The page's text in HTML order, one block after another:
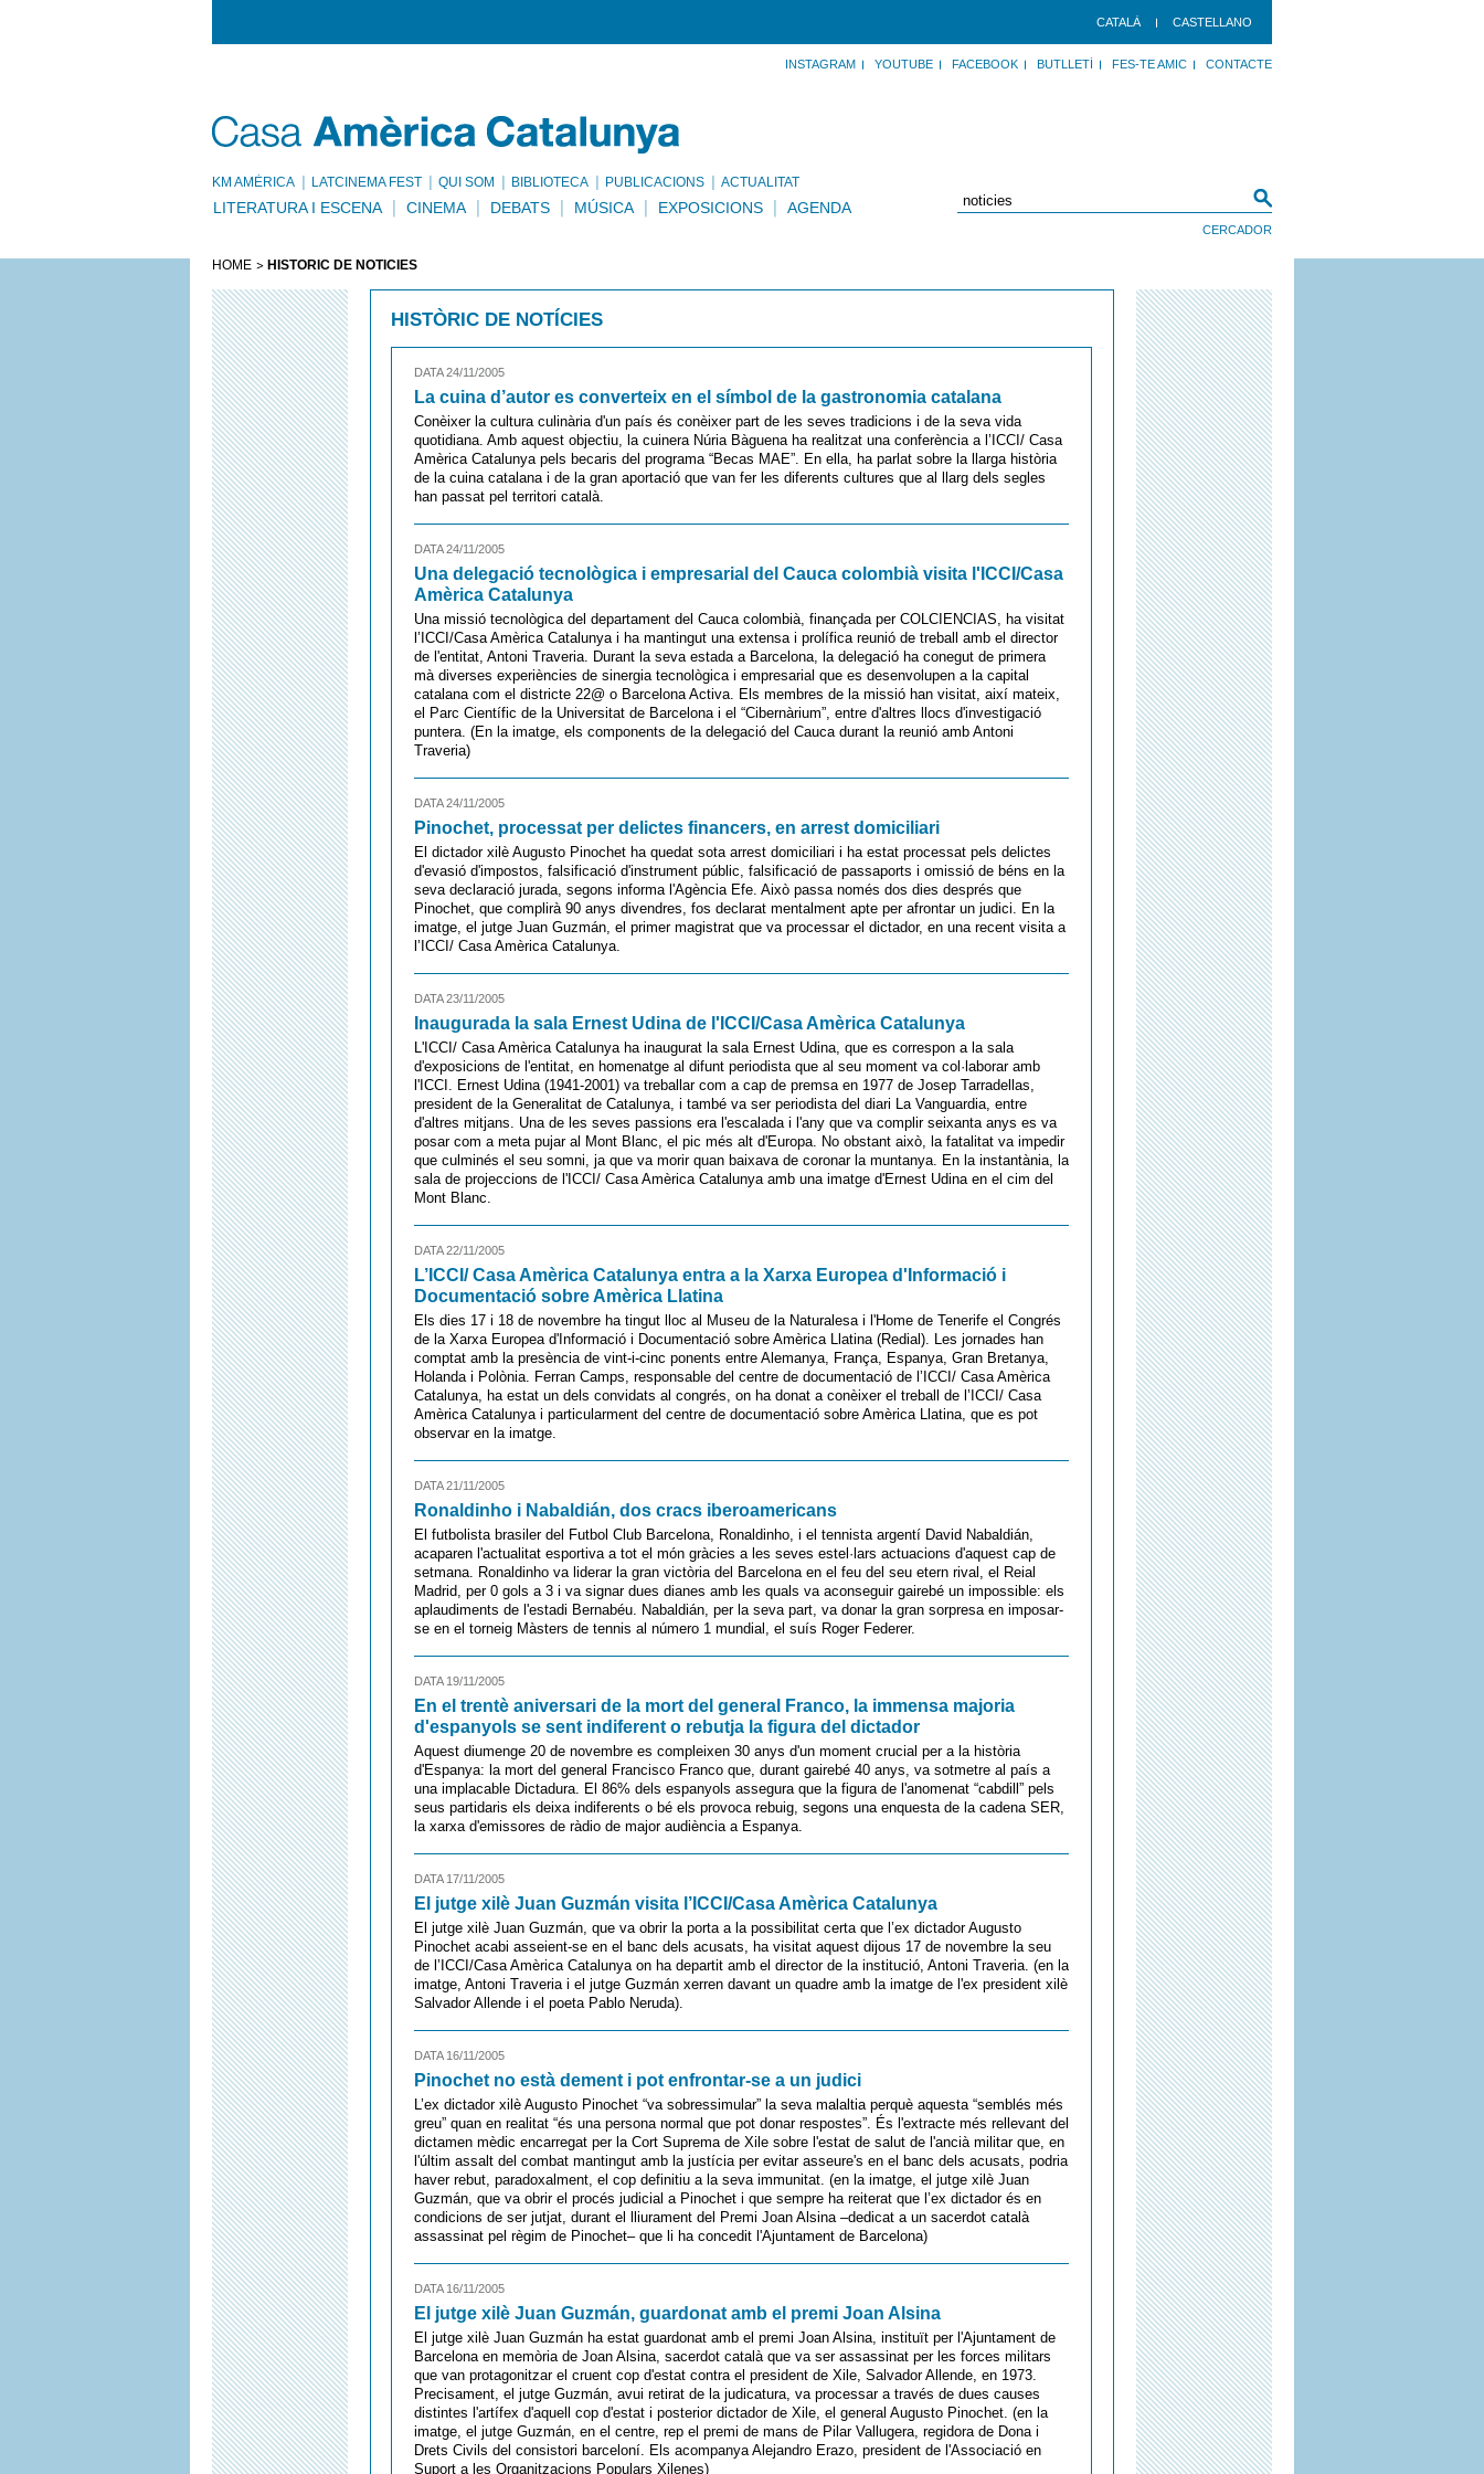
CATALÀ CASTELLANO
INSTAGRAM YOUTUBE FACEBOOK BUTLLETÍ FES-TE AMIC CONTACTE
KM AMÈRICA LATCINEMA FEST QUI SOM BIBLIOTECA PUBLICACIONS ACTUALITAT
LITERATURA I ESCENA CINEMA DEBATS MÚSICA EXPOSICIONS AGENDA
HOME HISTÒRIC DE NOTÍCIES
HISTÒRIC DE NOTÍCIES
DATA 24/11/2005
La cuina d’autor es converteix en el símbol de la gastronomia catalana
Conèixer la cultura culinària d'un país és conèixer part de les seves tradicions i de la seva vida
quotidiana. Amb aquest objectiu, la cuinera Núria Bàguena ha realitzat una conferència a l’ICCI/ Casa
Amèrica Catalunya pels becaris del programa “Becas MAE”. En ella, ha parlat sobre la llarga història
de la cuina catalana i de la gran aportació que van fer les diferents cultures que al llarg dels segles
han passat pel territori català.
DATA 24/11/2005
Una delegació tecnològica i empresarial del Cauca colombià visita l'ICCI/Casa
Amèrica Catalunya
Una missió tecnològica del departament del Cauca colombià, finançada per COLCIENCIAS, ha visitat
l’ICCI/Casa Amèrica Catalunya i ha mantingut una extensa i prolífica reunió de treball amb el director
de l'entitat, Antoni Traveria. Durant la seva estada a Barcelona, la delegació ha conegut de primera
mà diverses experiències de sinergia tecnològica i empresarial que es desenvolupen a la capital
catalana com el districte 22@ o Barcelona Activa. Els membres de la missió han visitat, així mateix,
el Parc Científic de la Universitat de Barcelona i el “Cibernàrium”, entre d'altres llocs d'investigació
puntera. (En la imatge, els components de la delegació del Cauca durant la reunió amb Antoni
Traveria)
DATA 24/11/2005
Pinochet, processat per delictes financers, en arrest domiciliari
El dictador xilè Augusto Pinochet ha quedat sota arrest domiciliari i ha estat processat pels delictes
d'evasió d'impostos, falsificació d'instrument públic, falsificació de passaports i omissió de béns en la
seva declaració jurada, segons informa l'Agència Efe. Això passa només dos dies després que
Pinochet, que complirà 90 anys divendres, fos declarat mentalment apte per afrontar un judici. En la
imatge, el jutge Juan Guzmán, el primer magistrat que va processar el dictador, en una recent visita a
l’ICCI/ Casa Amèrica Catalunya.
DATA 23/11/2005
Inaugurada la sala Ernest Udina de l'ICCI/Casa Amèrica Catalunya
L'ICCI/ Casa Amèrica Catalunya ha inaugurat la sala Ernest Udina, que es correspon a la sala
d'exposicions de l'entitat, en homenatge al difunt periodista que al seu moment va col·laborar amb
l'ICCI. Ernest Udina (1941-2001) va treballar com a cap de premsa en 1977 de Josep Tarradellas,
president de la Generalitat de Catalunya, i també va ser periodista del diari La Vanguardia, entre
d'altres mitjans. Una de les seves passions era l'escalada i l'any que va complir seixanta anys es va
posar com a meta pujar al Mont Blanc, el pic més alt d'Europa. No obstant això, la fatalitat va impedir
que culminés el seu somni, ja que va morir quan baixava de coronar la muntanya. En la instantània, la
sala de projeccions de l'ICCI/ Casa Amèrica Catalunya amb una imatge d'Ernest Udina en el cim del
Mont Blanc.
DATA 22/11/2005
L’ICCI/ Casa Amèrica Catalunya entra a la Xarxa Europea d'Informació i
Documentació sobre Amèrica Llatina
Els dies 17 i 18 de novembre ha tingut lloc al Museu de la Naturalesa i l'Home de Tenerife el Congrés
de la Xarxa Europea d'Informació i Documentació sobre Amèrica Llatina (Redial). Les jornades han
comptat amb la presència de vint-i-cinc ponents entre Alemanya, França, Espanya, Gran Bretanya,
Holanda i Polònia. Ferran Camps, responsable del centre de documentació de l’ICCI/ Casa Amèrica
Catalunya, ha estat un dels convidats al congrés, on ha donat a conèixer el treball de l’ICCI/ Casa
Amèrica Catalunya i particularment del centre de documentació sobre Amèrica Llatina, que es pot
observar en la imatge.
DATA 21/11/2005
Ronaldinho i Nabaldián, dos cracs iberoamericans
El futbolista brasiler del Futbol Club Barcelona, Ronaldinho, i el tennista argentí David Nabaldián,
acaparen l'actualitat esportiva a tot el món gràcies a les seves estel·lars actuacions d'aquest cap de
setmana. Ronaldinho va liderar la gran victòria del Barcelona en el feu del seu etern rival, el Reial
Madrid, per 0 gols a 3 i va signar dues dianes amb les quals va aconseguir gairebé un impossible: els
aplaudiments de l'estadi Bernabéu. Nabaldián, per la seva part, va donar la gran sorpresa en imposar-
se en el torneig Màsters de tennis al número 1 mundial, el suís Roger Federer.
DATA 19/11/2005
En el trentè aniversari de la mort del general Franco, la immensa majoria
d'espanyols se sent indiferent o rebutja la figura del dictador
Aquest diumenge 20 de novembre es compleixen 30 anys d'un moment crucial per a la història
d'Espanya: la mort del general Francisco Franco que, durant gairebé 40 anys, va sotmetre al país a
una implacable Dictadura. El 86% dels espanyols assegura que la figura de l'anomenat “cabdill” pels
seus partidaris els deixa indiferents o bé els provoca rebuig, segons una enquesta de la cadena SER,
la xarxa d'emissores de ràdio de major audiència a Espanya.
DATA 17/11/2005
El jutge xilè Juan Guzmán visita l’ICCI/Casa Amèrica Catalunya
El jutge xilè Juan Guzmán, que va obrir la porta a la possibilitat certa que l’ex dictador Augusto
Pinochet acabi asseient-se en el banc dels acusats, ha visitat aquest dijous 17 de novembre la seu
de l’ICCI/Casa Amèrica Catalunya on ha departit amb el director de la institució, Antoni Traveria. (en la
imatge, Antoni Traveria i el jutge Guzmán xerren davant un quadre amb la imatge de l'ex president xilè
Salvador Allende i el poeta Pablo Neruda).
DATA 16/11/2005
Pinochet no està dement i pot enfrontar-se a un judici
L’ex dictador xilè Augusto Pinochet “va sobressimular” la seva malaltia perquè aquesta “semblés més
greu” quan en realitat “és una persona normal que pot donar respostes”. És l'extracte més rellevant del
dictamen mèdic encarregat per la Cort Suprema de Xile sobre l'estat de salut de l'ancià militar que, en
l'últim assalt del combat mantingut amb la justícia per evitar asseure's en el banc dels acusats, podria
haver rebut, paradoxalment, el cop definitiu a la seva immunitat. (en la imatge, el jutge xilè Juan
Guzmán, que va obrir el procés judicial a Pinochet i que sempre ha reiterat que l’ex dictador és en
condicions de ser jutjat, durant el lliurament del Premi Joan Alsina –dedicat a un sacerdot català
assassinat pel règim de Pinochet– que li ha concedit l'Ajuntament de Barcelona)
DATA 16/11/2005
El jutge xilè Juan Guzmán, guardonat amb el premi Joan Alsina
El jutge xilè Juan Guzmán ha estat guardonat amb el premi Joan Alsina, instituït per l'Ajuntament de
Barcelona en memòria de Joan Alsina, sacerdot català que va ser assassinat per les forces militars
que van protagonitzar el cruent cop d'estat contra el president de Xile, Salvador Allende, en 1973.
Precisament, el jutge Guzmán, avui retirat de la judicatura, va processar a través de dues causes
distintes l'artífex d'aquell cop d'estat i posterior dictador de Xile, el general Augusto Pinochet. (en la
imatge, el jutge Guzmán, en el centre, rep el premi de mans de Pilar Vallugera, regidora de Dona i
Drets Civils del consistori barceloní. Els acompanya Alejandro Erazo, president de l'Associació en
Suport a les Organitzacions Populars Xilenes)